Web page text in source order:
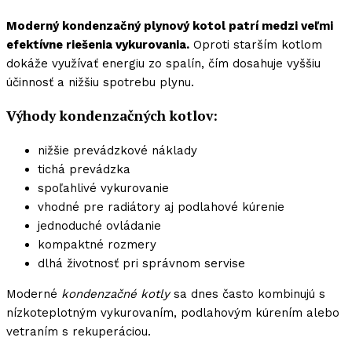
Moderný kondenzačný plynový kotol patrí medzi veľmi
efektívne riešenia vykurovania. Oproti starším kotlom
dokáže využívať energiu zo spalín, čím dosahuje vyššiu
účinnosť a nižšiu spotrebu plynu.
Výhody kondenzačných kotlov:
nižšie prevádzkové náklady
tichá prevádzka
spoľahlivé vykurovanie
vhodné pre radiátory aj podlahové kúrenie
jednoduché ovládanie
kompaktné rozmery
dlhá životnosť pri správnom servise
Moderné kondenzačné kotlysa dnes často kombinujú s
nízkoteplotným vykurovaním, podlahovým kúrením alebo
vetraním s rekuperáciou.